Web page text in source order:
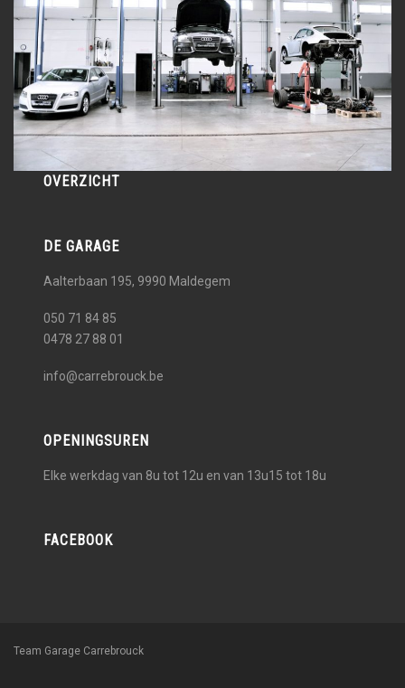
OVERZICHT
DE GARAGE
Aalterbaan 195, 9990 Maldegem
050 71 84 85
0478 27 88 01
info@carrebrouck.be
OPENINGSUREN
Elke werkdag van 8u tot 12u en van 13u15 tot 18u
FACEBOOK
Team Garage Carrebrouck